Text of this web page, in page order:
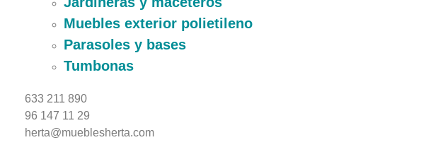
Muebles exterior polietileno
Parasoles y bases
Tumbonas
633 211 890
96 147 11 29
herta@mueblesherta.com